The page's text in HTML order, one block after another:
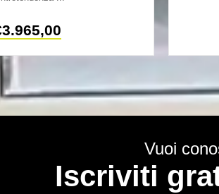
3.965,00
Vuoi
Iscriviti